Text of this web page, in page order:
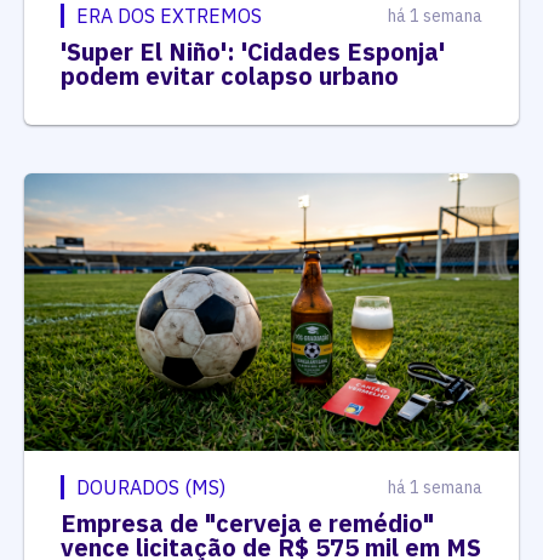
ERA DOS EXTREMOS há 1 semana
'Super El Niño': 'Cidades Esponja'
podem evitar colapso urbano
DOURADOS (MS) há 1 semana
Empresa de "cerveja e remédio"
vence licitação de R$ 575 mil em MS